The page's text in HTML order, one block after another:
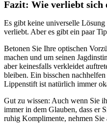
Fazit: Wie verliebt sich
Es gibt keine universelle
verliebt. Aber es gibt ein paar
Betonen Sie Ihre optischen
machen und um seinen
aber keinesfalls verkleidet
bleiben. Ein bisschen
Lippenstift ist natürlich immer
Gut zu wissen: Auch wenn Sie
immer in dem Glauben, dass er
ruhig Komplimente, nehmen